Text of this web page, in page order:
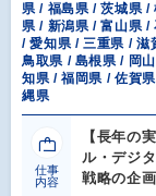
県 / 福島県 / 茨城県 /
県 / 新潟県 / 富山県 /
/ 愛知県 / 三重県 / 滋
鳥取県 / 島根県 / 岡
知県 / 福岡県 / 佐賀
縄県
仕事
内容
【長年の
ル・デジ
戦略の企